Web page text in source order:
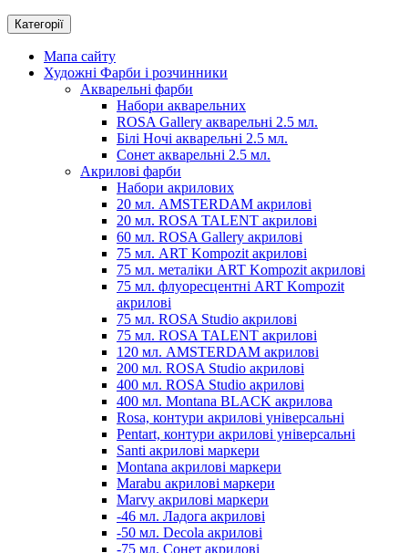
Категорії
Мапа сайту
Художні Фарби і розчинники
Акварельні фарби
Набори акварельних
ROSA Gallery акварельні 2.5 мл.
Білі Ночі акварельні 2.5 мл.
Сонет акварельні 2.5 мл.
Акрилові фарби
Набори акрилових
20 мл. AMSTERDAM акрилові
20 мл. ROSA TALENT акрилові
60 мл. ROSA Gallery акрилові
75 мл. ART Kompozit акрилові
75 мл. металіки ART Kompozit акрилові
75 мл. флуоресцентні ART Kompozit
акрилові
75 мл. ROSA Studio акрилові
75 мл. ROSA TALENT акрилові
120 мл. AMSTERDAM акрилові
200 мл. ROSA Studio акрилові
400 мл. ROSA Studio акрилові
400 мл. Montana BLACK акрилова
Rosa, контури акрилові універсальні
Pentart, контури акрилові універсальні
Santi акрилові маркери
Montana акрилові маркери
Marabu акрилові маркери
Marvy акрилові маркери
-46 мл. Ладога акрилові
-50 мл. Decola акрилові
-75 мл. Сонет акрилові